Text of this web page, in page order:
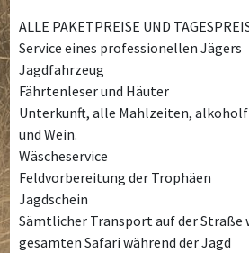
ALLE PAKETPREISE UND
Service eines professionellen Jägers
Jagdfahrzeug
Fährtenleser und Häuter
Unterkunft, alle Mahlzeiten,
und Wein.
Wäscheservice
Feldvorbereitung der Trophäen
Jagdschein
Sämtlicher Transport auf der Straße
gesamten Safari während der Jagd